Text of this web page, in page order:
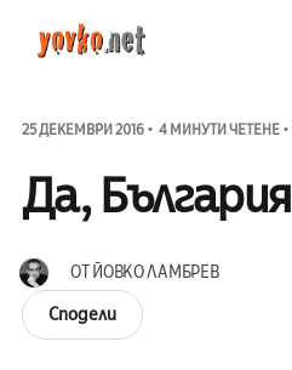
25 ДЕКЕМВРИ 2016 4 МИНУТИ ЧЕТЕНЕ
Да, България
ОТЙОВКО ЛАМБРЕВ
Сподели